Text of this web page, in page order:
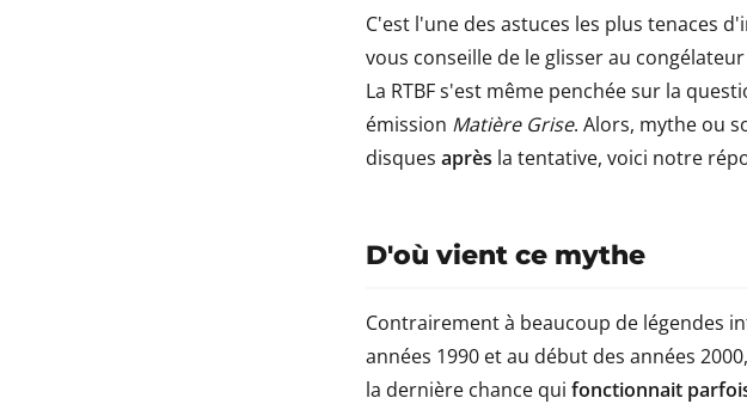
C'est l'une des astuces les plus tenaces
vous conseille de le glisser au
La RTBF s'est même penchée sur la
émission Matière Grise. Alors, mythe ou
disques après la tentative, voici notre
D'où vient ce mythe
Contrairement à beaucoup de légendes
années 1990 et au début des années
la dernière chance qui fonctionnait